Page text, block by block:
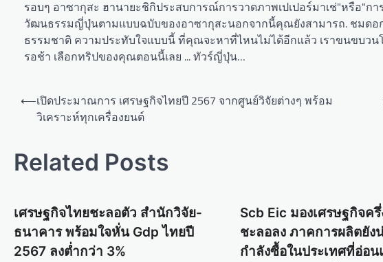
รอบๆ อาซากุสะ ฮานายะชิกิประสบการณ์การวาดภาพเปเปอร์มาเช่"หรือ"
วัฒนธรรมญี่ปุ่นตามแบบฉบับของอาซากุสะนอกจากนี้คุณยังสามารถ. ชมดอ
ธรรมชาติ ความประทับใจแบบนี้ ที่คุณจะหาที่ไหนไม่ได้อีกแล้ว เราขนขบว
รอช้า เลือกทริปของคุณตอนนี้เลย ... ทัวร์ญี่ปุ่น…
⟵เปิดประมาณการ เศรษฐกิจไทยปี 2567 จากศูนย์วิจัยต่างๆ พร้อม
วิเคราะห์ทุกเครื่องยนต์
Related Posts
เศรษฐกิจไทยชะลอตัว สำนักวิจัย-
ธนาคาร พร้อมใจหั่น Gdp ไทยปี
2567 ลงต่ำกว่า 3%
Scb Eic มองเศรษฐกิจค
ชะลอลง ภาคการผลิตยัง
กำลังซื้อในประเทศที่อ่อน